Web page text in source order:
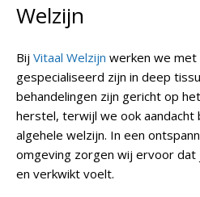
Welzijn
Bij Vitaal Welzijn werken we
gespecialiseerd zijn in deep
behandelingen zijn gericht op
herstel, terwijl we ook aandacht
algehele welzijn. In een
omgeving zorgen wij ervoor dat
en verkwikt voelt.